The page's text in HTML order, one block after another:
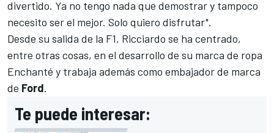
divertido. Ya no tengo nada que demostrar y tampoco
necesito ser el mejor. Solo quiero disfrutar".
Desde su salida de la F1, Ricciardo se ha centrado,
entre otras cosas, en el desarrollo de su marca de ropa
Enchanté y trabaja además como embajador de marca
de Ford.
Te puede interesar: